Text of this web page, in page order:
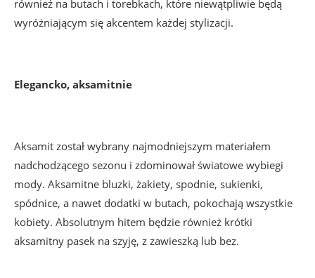
również na butach i torebkach, które niewątpliwie będą
wyróżniającym się akcentem każdej stylizacji.
Elegancko, aksamitnie
Aksamit został wybrany najmodniejszym materiałem
nadchodzącego sezonu i zdominował światowe wybiegi
mody. Aksamitne bluzki, żakiety, spodnie, sukienki,
spódnice, a nawet dodatki w butach, pokochają wszystkie
kobiety. Absolutnym hitem będzie również krótki
aksamitny pasek na szyję, z zawieszką lub bez.